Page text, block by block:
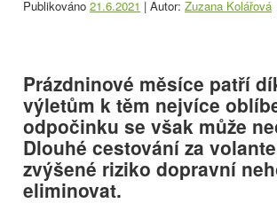
Publikováno 21.6.2021 | Autor: Zuzana Kolářová
Prázdninové měsíce patří
výletům k těm nejvíce
odpočinku se však může
Dlouhé cestování za
zvýšené riziko dopravní
eliminovat.